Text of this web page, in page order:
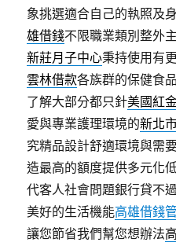
象挑選適合自己的執照及
雄借錢不限職業類別整外
新莊月子中心秉持使用有
雲林借款各族群的保健食
了解大部分都只針美國紅
愛與專業護理環境的新北
究精品設計舒適環境與需
造最高的額度提供多元化
代客人社會問題銀行貸不
美好的生活機能高雄借錢
讓您節省我們幫您想辦法